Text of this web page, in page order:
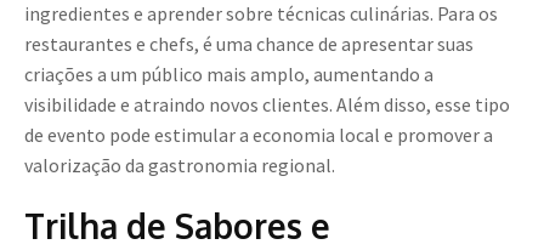
ingredientes e aprender sobre técnicas culinárias. Para os
restaurantes e chefs, é uma chance de apresentar suas
criações a um público mais amplo, aumentando a
visibilidade e atraindo novos clientes. Além disso, esse tipo
de evento pode estimular a economia local e promover a
valorização da gastronomia regional.
Trilha de Sabores e